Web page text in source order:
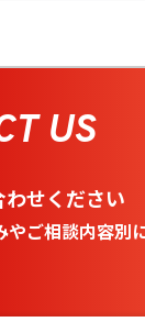
US
せください
やご相談内容別